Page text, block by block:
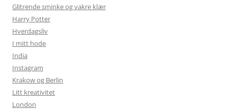
Glitrende sminke og vakre klær
Harry Potter
Hverdagsliv
I mitt hode
India
Instagram
Krakow og Berlin
Litt kreativitet
London